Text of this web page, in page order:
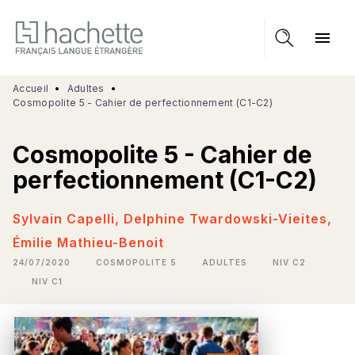
MENU RECHERCHE
CONTENU
PIED DE PAGE
menu
Accueil • Adultes
•
Cosmopolite 5 - Cahier de perfectionnement (C1-C2)
Cosmopolite 5 - Cahier de
perfectionnement (C1-C2)
Sylvain Capelli, Delphine Twardowski-Vieites,
Émilie Mathieu-Benoit
24/07/2020 COSMOPOLITE 5 ADULTES NIV C2
NIV C1